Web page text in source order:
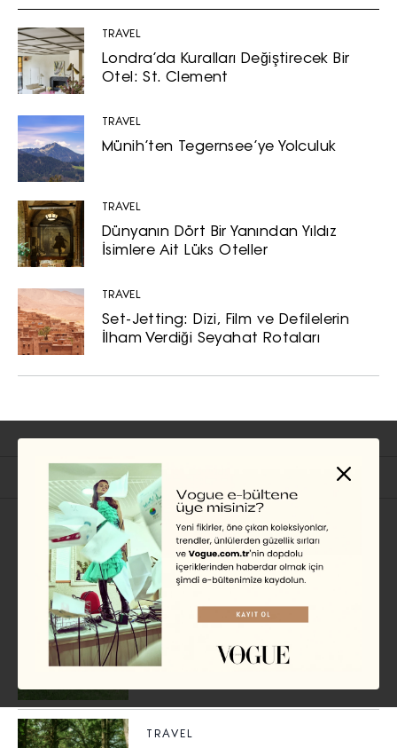
TRAVEL
Londra’da Kuralları Değiştirecek Bir
Otel: St. Clement
TRAVEL
Münih’ten Tegernsee’ye Yolculuk
TRAVEL
Dünyanın Dört Bir Yanından Yıldız
İsimlere Ait Lüks Oteller
TRAVEL
Set-Jetting: Dizi, Film ve Defilelerin
İlham Verdiği Seyahat Rotaları
İlgili Başlıklar
TRAVEL
Modern Seyyahlar: Ezgi Apa
BADE ÇAKAR
TRAVEL